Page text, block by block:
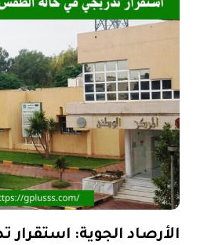
الأرصاد الجوية: استقرار